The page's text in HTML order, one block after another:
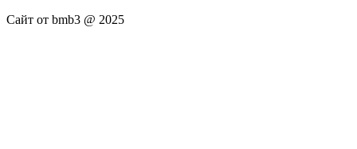
Сайт от bmb3 @ 2025